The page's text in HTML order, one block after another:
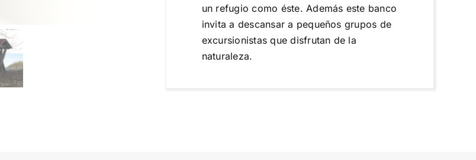
un refugio como éste. Además este banco
invita a descansar a pequeños grupos de
excursionistas que disfrutan de la
naturaleza.